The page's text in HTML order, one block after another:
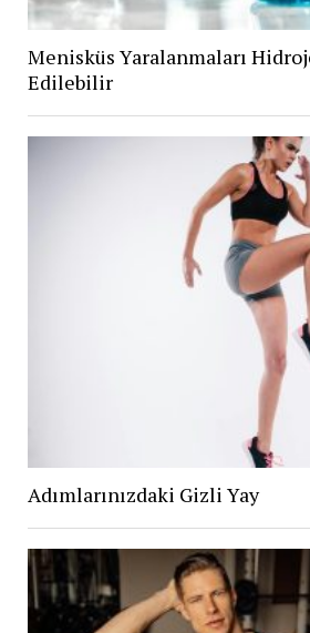
Menisküs Yaralanmaları
Edilebilir
Adımlarınızdaki Gizli Yay